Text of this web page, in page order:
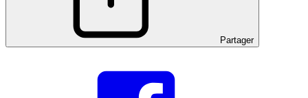
Partager